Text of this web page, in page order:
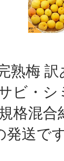
熟梅 訳
ビ・シ
格混合
発送で